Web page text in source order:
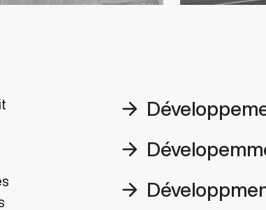
arrow_forward
arrow_forward
arrow_forward